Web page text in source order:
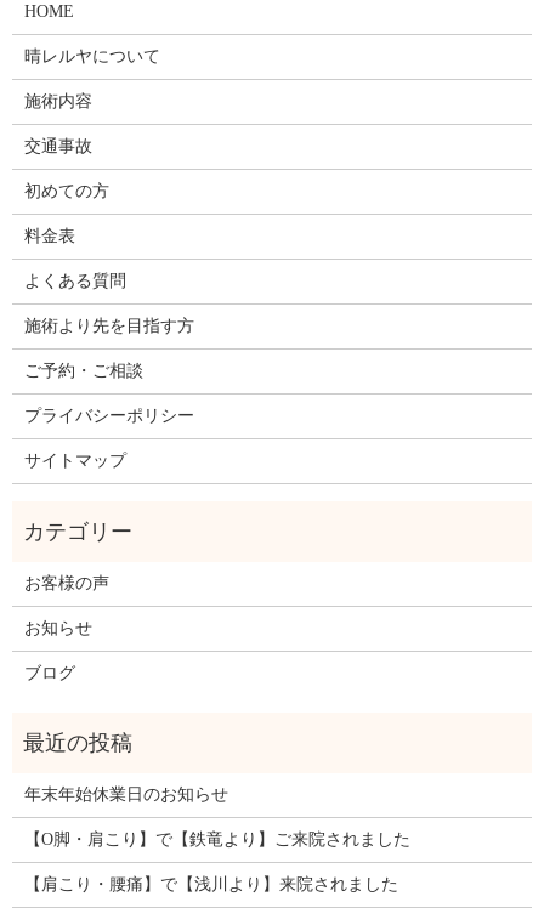
HOME
晴レルヤについて
施術内容
交通事故
初めての方
料金表
よくある質問
施術より先を目指す方
ご予約・ご相談
プライバシーポリシー
サイトマップ
お客様の声
お知らせ
ブログ
年末年始休業日のお知らせ
【O脚・肩こり】で【鉄竜より】ご来院されました
【肩こり・腰痛】で【浅川より】来院されました